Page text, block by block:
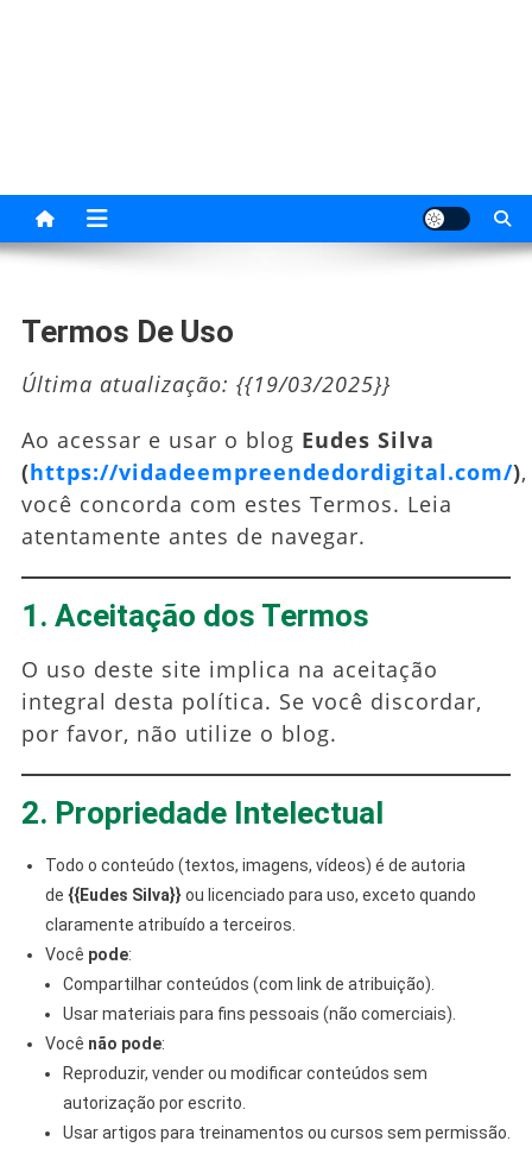
sucesso.
Termos De Uso
Última atualização: {{19/03/2025}}
Ao acessar e usar o blog Eudes Silva
(https://vidadeempreendedordigital.com/),
você concorda com estes Termos. Leia
atentamente antes de navegar.
1. Aceitação dos Termos
O uso deste site implica na aceitação
integral desta política. Se você discordar,
por favor, não utilize o blog.
2. Propriedade Intelectual
Todo o conteúdo (textos, imagens, vídeos) é de autoria
de {{Eudes Silva}}ou licenciado para uso, exceto quando
claramente atribuído a terceiros.
Você pode:
Compartilhar conteúdos (com link de atribuição).
Usar materiais para fins pessoais (não comerciais).
Você não pode:
Reproduzir, vender ou modificar conteúdos sem
autorização por escrito.
Usar artigos para treinamentos ou cursos sem permissão.